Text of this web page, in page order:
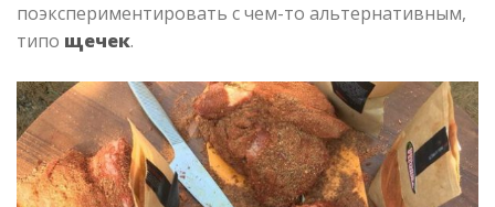
поэкспериментировать с чем-то альтернативным,
типо щечек.